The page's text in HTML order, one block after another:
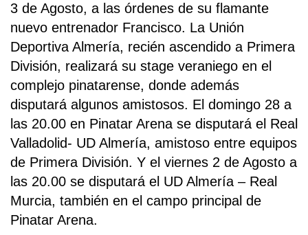
3 de Agosto, a las órdenes de su flamante
nuevo entrenador Francisco. La Unión
Deportiva Almería, recién ascendido a Primera
División, realizará su stage veraniego en el
complejo pinatarense, donde además
disputará algunos amistosos. El domingo 28 a
las 20.00 en Pinatar Arena se disputará el Real
Valladolid- UD Almería, amistoso entre equipos
de Primera División. Y el viernes 2 de Agosto a
las 20.00 se disputará el UD Almería – Real
Murcia, también en el campo principal de
Pinatar Arena.